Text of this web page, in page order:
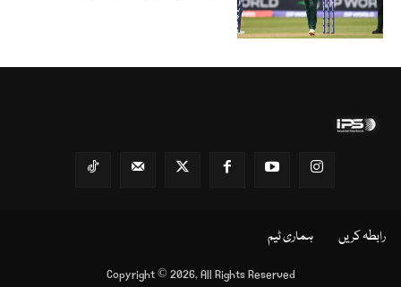
Copyright © 2026, All Rights Reserved
رابطہ کریں ہماری ٹیم